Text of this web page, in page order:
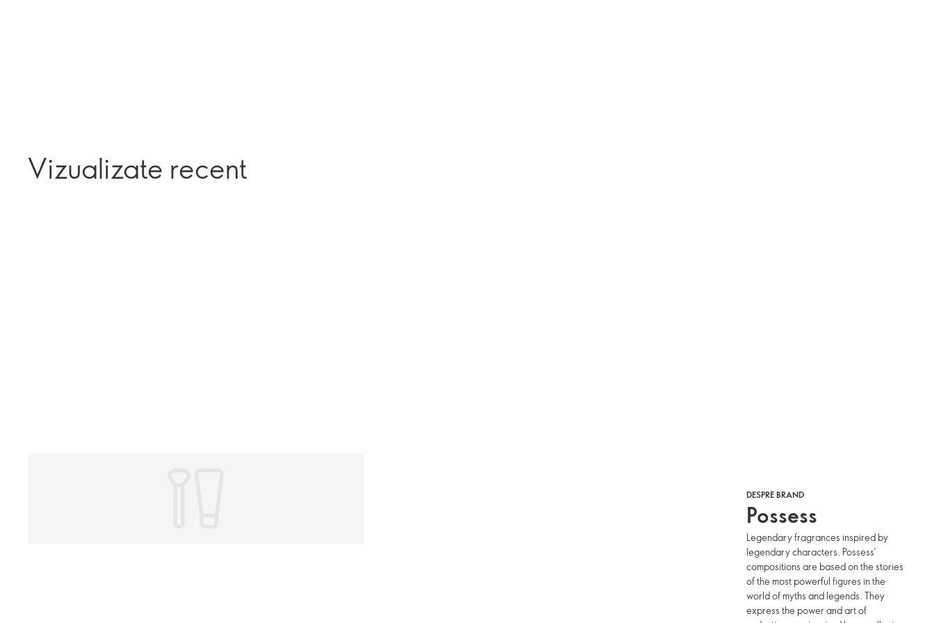
Vizualizate recent
DESPRE BRAND
Possess
Legendary fragrances inspired by
legendary characters. Possess’
compositions are based on the stories
of the most powerful figures in the
world of myths and legends. They
express the power and art of